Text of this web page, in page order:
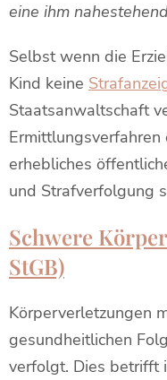
eine ihm
Selbst wenn die
Kind keine
Staatsanwaltschaft
Ermittlungsverfahren
erhebliches
und Strafverfolgung
Schwere
StGB)
Körperverletzungen
gesundheitlichen
verfolgt. Dies betrifft